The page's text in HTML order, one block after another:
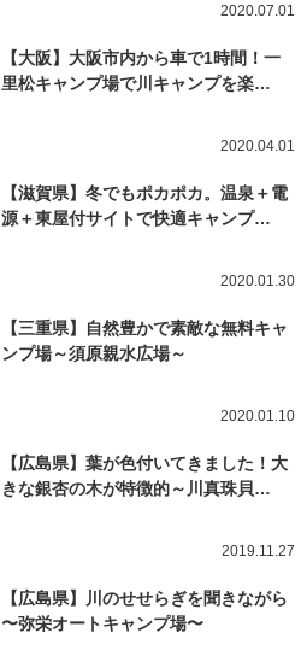
2020.07.01
【大阪】大阪市内から車で1時間！一
里松キャンプ場で川キャンプを楽…
2020.04.01
【滋賀県】冬でもポカポカ。温泉＋電
源＋東屋付サイトで快適キャンプ…
2020.01.30
【三重県】自然豊かで素敵な無料キャ
ンプ場～須原親水広場～
2020.01.10
【広島県】葉が色付いてきました！大
きな銀杏の木が特徴的～川真珠貝…
2019.11.27
【広島県】川のせせらぎを聞きながら
〜弥栄オートキャンプ場〜